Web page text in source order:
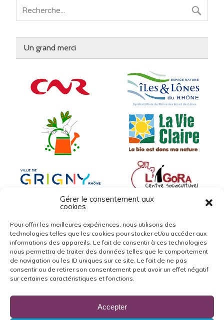
Gérer le consentement aux
cookies
Pour offrir les meilleures expériences, nous utilisons des
technologies telles que les cookies pour stocker et/ou accéder aux
informations des appareils. Le fait de consentir à ces technologies
nous permettra de traiter des données telles que le comportement
de navigation ou les ID uniques sur ce site. Le fait de ne pas
consentir ou de retirer son consentement peut avoir un effet négatif
sur certaines caractéristiques et fonctions.
Accepter
Un grand merci